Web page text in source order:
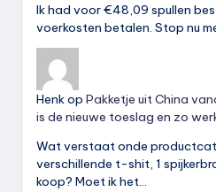
Ik had voor €48,09 spullen
voerkosten betalen. Stop nu
Henkop Pakketje uit China
is de nieuwe toeslag en zo
Wat verstaat onde
verschillende t-shit, 1
koop? Moet ik het…